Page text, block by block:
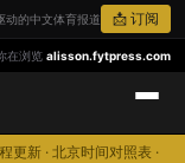
动的中文体育报道 📩 订阅
在浏览 alisson.fytpress.com
更新 · 北京时间对照表 ·